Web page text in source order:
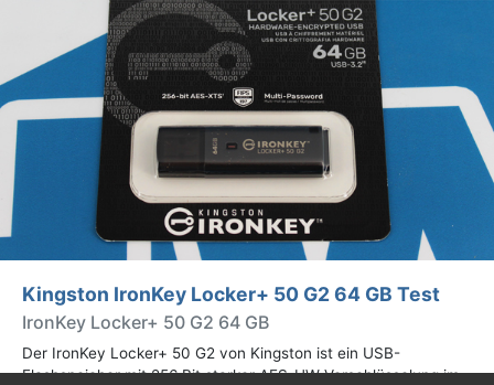
Kingston IronKey Locker+ 50 G2 64 GB Test
IronKey Locker+ 50 G2 64 GB
Der IronKey Locker+ 50 G2 von Kingston ist ein USB-
Flashspeicher mit 256 Bit starker AES-HW-Verschlüsselung im